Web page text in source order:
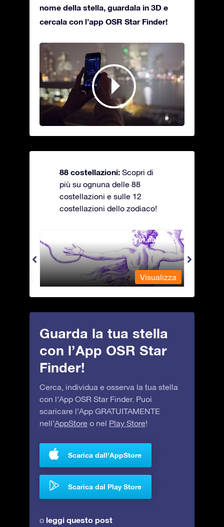
nome della stella, guardala in 3D e
cercala con l’app OSR Star Finder!
88 costellazioni: Scopri di
più su ognuna delle 88
costellazioni e sulle 12
costellazioni dello zodiaco!
Andromeda - La fanciulla in catene
Visualizza
Guarda la tua stella
con l’App OSR Star
Finder!
Cerca, individua e osserva la tua stella
con l’App OSR Star Finder. Puoi
scaricare l’App GRATUITAMENTE
nell’AppStore o nel Play Store!
Scarica dall'AppStore
Scarica dal Play Store
o leggi questo post